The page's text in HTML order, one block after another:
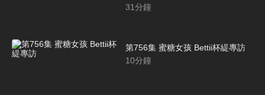
31分鐘
第756集 蜜糖女孩 Bettii杯緹專訪
10分鐘